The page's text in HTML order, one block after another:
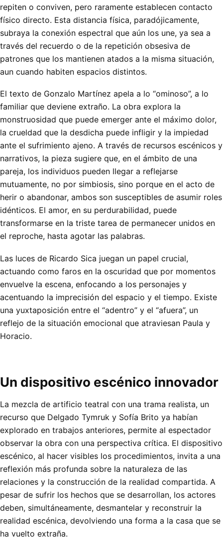
repiten o conviven, pero raramente establecen contacto
físico directo. Esta distancia física, paradójicamente,
subraya la conexión espectral que aún los une, ya sea a
través del recuerdo o de la repetición obsesiva de
patrones que los mantienen atados a la misma situación,
aun cuando habiten espacios distintos.
El texto de Gonzalo Martínez apela a lo “ominoso”, a lo
familiar que deviene extraño. La obra explora la
monstruosidad que puede emerger ante el máximo dolor,
la crueldad que la desdicha puede infligir y la impiedad
ante el sufrimiento ajeno. A través de recursos escénicos y
narrativos, la pieza sugiere que, en el ámbito de una
pareja, los individuos pueden llegar a reflejarse
mutuamente, no por simbiosis, sino porque en el acto de
herir o abandonar, ambos son susceptibles de asumir roles
idénticos. El amor, en su perdurabilidad, puede
transformarse en la triste tarea de permanecer unidos en
el reproche, hasta agotar las palabras.
Las luces de Ricardo Sica juegan un papel crucial,
actuando como faros en la oscuridad que por momentos
envuelve la escena, enfocando a los personajes y
acentuando la imprecisión del espacio y el tiempo. Existe
una yuxtaposición entre el “adentro” y el “afuera”, un
reflejo de la situación emocional que atraviesan Paula y
Horacio.
Un dispositivo escénico innovador
La mezcla de artificio teatral con una trama realista, un
recurso que Delgado Tymruk y Sofía Brito ya habían
explorado en trabajos anteriores, permite al espectador
observar la obra con una perspectiva crítica. El dispositivo
escénico, al hacer visibles los procedimientos, invita a una
reflexión más profunda sobre la naturaleza de las
relaciones y la construcción de la realidad compartida. A
pesar de sufrir los hechos que se desarrollan, los actores
deben, simultáneamente, desmantelar y reconstruir la
realidad escénica, devolviendo una forma a la casa que se
ha vuelto extraña.